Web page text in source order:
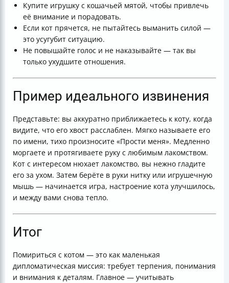
Купите игрушку с кошачьей мятой, чтобы привлечь
её внимание и порадовать.
Если кот прячется, не пытайтесь выманить силой —
это усугубит ситуацию.
Не повышайте голос и не наказывайте — так вы
только ухудшите отношения.
Пример идеального извинения
Представьте: вы аккуратно приближаетесь к коту, когда
видите, что его хвост расслаблен. Мягко называете его
по имени, тихо произносите «Прости меня». Медленно
моргаете и протягиваете руку с любимым лакомством.
Кот с интересом нюхает лакомство, вы нежно гладите
его за ухом. Затем берёте в руки нитку или игрушечную
мышь — начинается игра, настроение кота улучшилось,
и между вами снова тепло.
Итог
Помириться с котом — это как маленькая
дипломатическая миссия: требует терпения, понимания
и внимания к деталям. Главное — учитывать